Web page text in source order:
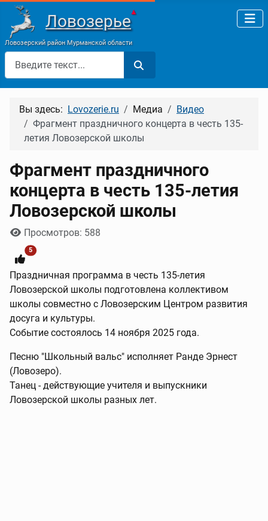
Ловозерье▲
Ловозерский район Мурманской области
Поиск
Вы здесь: Lovozerie.ru Медиа
Видео
Фрагмент праздничного концерта в честь 135-
летия Ловозерской школы
Фрагмент праздничного
концерта в честь 135-летия
Ловозерской школы
Информация о материале
Просмотров: 588
5
Праздничная программа в честь 135-летия
Ловозерской школы подготовлена коллективом
школы совместно с Ловозерским Центром развития
досуга и культуры.
Событие состоялось 14 ноября 2025 года.
Песню "Школьный вальс" исполняет Ранде Эрнест
(Ловозеро).
Танец - действующие учителя и выпускники
Ловозерской школы разных лет.